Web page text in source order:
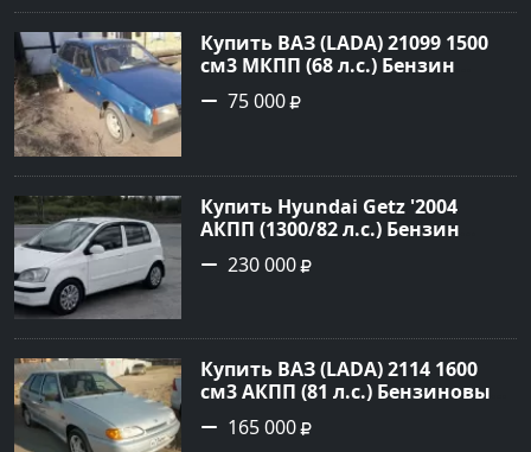
Авторынок23
Купить ВАЗ (LADA) 21099 1500
см3 МКПП (68 л.с.) Бензин
инжектор в Кореновск : цвет
Синий Седан 2000 года по цене
75 000
Купить Hyundai Getz '2004
АКПП (1300/82 л.с.) Бензин
инжектор Петровская цвет
Белый Седан по цене 230000
230 000
Купить ВАЗ (LADA) 2114 1600
см3 АКПП (81 л.с.) Бензиновый
в Новороссийск: цвет серый
Хетчбэк 2008 года по цене
165 000